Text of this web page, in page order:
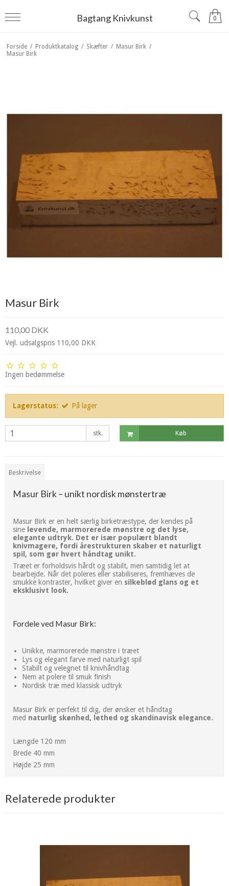
Bagtang Knivkunst 0
Forside / Produktkatalog / Skæfter / Masur Birk /
Masur Birk
Masur Birk
110,00 DKK
Vejl. udsalgspris 110,00 DKK
Ingen bedømmelse
Lagerstatus: På lager
stk. Køb
Beskrivelse
Masur Birk – unikt nordisk mønstertræ
Masur Birk er en helt særlig birketræstype, der kendes på
sine levende, marmorerede mønstre og det lyse,
elegante udtryk. Det er især populært blandt
knivmagere, fordi årestrukturen skaber et naturligt
spil, som gør hvert håndtag unikt.
Træet er forholdsvis hårdt og stabilt, men samtidig let at
bearbejde. Når det poleres eller stabiliseres, fremhæves de
smukke kontraster, hvilket giver en silkeblød glans og et
eksklusivt look.
Fordele ved Masur Birk:
Unikke, marmorerede mønstre i træet
Lys og elegant farve med naturligt spil
Stabilt og velegnet til knivhåndtag
Nem at polere til smuk finish
Nordisk træ med klassisk udtryk
Masur Birk er perfekt til dig, der ønsker et håndtag
med naturlig skønhed, lethed og skandinavisk elegance.
Længde 120 mm
Brede 40 mm
Højde 25 mm
Relaterede produkter